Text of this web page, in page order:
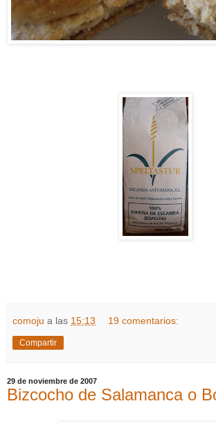
comoju a las 15:13 19 comentarios:
Compartir
29 de noviembre de 2007
Bizcocho de Salamanca o